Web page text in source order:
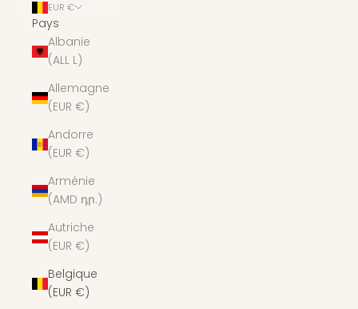
EUR €
Pays
Albanie
(ALL L)
Allemagne
(EUR €)
Andorre
(EUR €)
Arménie
(AMD դր.)
Autriche
(EUR €)
Belgique
(EUR €)